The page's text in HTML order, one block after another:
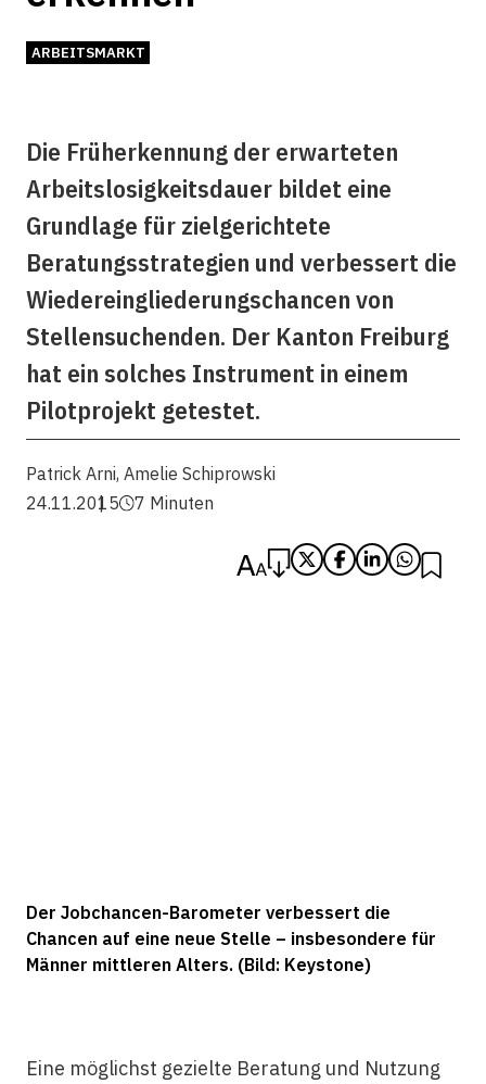
ARBEITSMARKT
Die Früherkennung der erwarteten
Arbeitslosigkeitsdauer bildet eine
Grundlage für zielgerichtete
Beratungsstrategien und verbessert die
Wiedereingliederungschancen von
Stellensuchenden. Der Kanton Freiburg
hat ein solches Instrument in einem
Pilotprojekt getestet.
Patrick Arni, Amelie Schiprowski
24.11.2015
7 Minuten
Der Jobchancen-Barometer verbessert die
Chancen auf eine neue Stelle – insbesondere für
Männer mittleren Alters. (Bild: Keystone)
Eine möglichst gezielte Beratung und Nutzung